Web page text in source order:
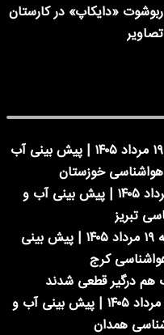
«دایکاپ» در کارستان
وضعیت هوای فردا خوزستان دوشنبه ۱۹ مرداد ۱۴۰۵ | پیش بینی آب
وضعیت هوای فردا تبریز دوشنبه ۱۹ مرداد ۱۴۰۵ | پیش بینی آب و
وضعیت هوای فردا البرز و کرج دوشنبه ۱۹ مرداد ۱۴۰۵ | پیش بینی
هم درگیر قطعی شدند
وضعیت هوای فردا همدان دوشنبه ۱۹ مرداد ۱۴۰۵ | پیش بینی آب و